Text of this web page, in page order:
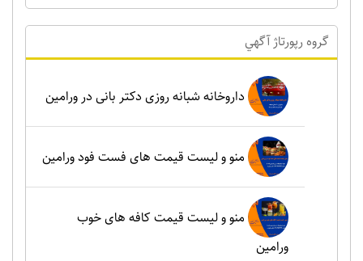
گروه رپورتاژ آگهي
داروخانه شبانه روزی دکتر بانی در ورامین
منو و لیست قیمت های فست فود ورامین
منو و لیست قیمت کافه های خوب
ورامین